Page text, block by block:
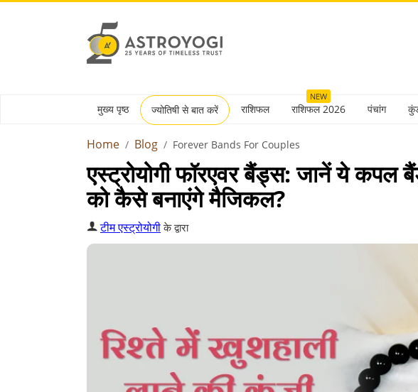
मुख्य पृष्ठ ज्योतिषी से बात करें राशिफल
NEW
राशिफल 2026 पंचांग
Home Blog Forever Bands For Couples
एस्ट्रोयोगी फॉरएवर बैंड्स: जानें ये
को कैसे बनाएंगे मैजिकल?
टीम एस्ट्रोयोगीके द्वारा